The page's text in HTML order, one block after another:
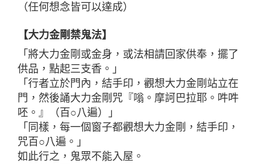
（任何想念皆可以達成）
【大力金剛禁鬼法】
「將大力金剛或金身，或法相請回家供奉，擺了
供品，點起三支香。」
「行者立於門內，結手印，觀想大力金剛站立在
門，然後誦大力金剛咒『嗡。摩訶巴拉耶。吽吽
呸。』（百○八遍）」
「同樣，每一個窗子都觀想大力金剛，結手印，
咒百○八遍。」
如此行之，鬼眾不能入屋。